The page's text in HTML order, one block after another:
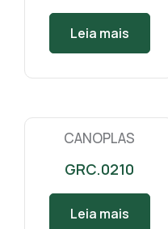
Leia mais
CANOPLAS
GRC.0210
Leia mais